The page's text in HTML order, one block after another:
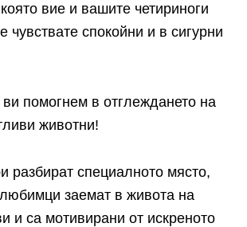
вие и вашите четириноги
чувствате спокойни и в сигурни
помогнем в отглеждането на
животни!
разбират специалното място,
заемат в живота на
и са мотивирани от искреното